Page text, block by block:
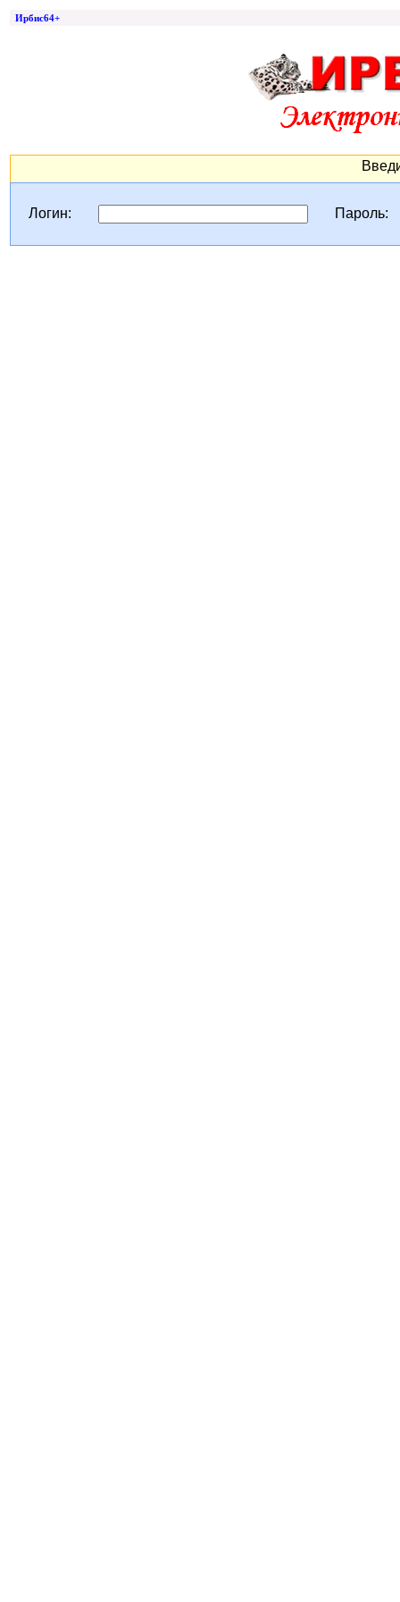
Ирбис64+
Логин: Пароль: